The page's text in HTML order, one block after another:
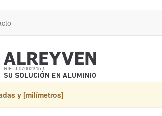
y [milímetros]